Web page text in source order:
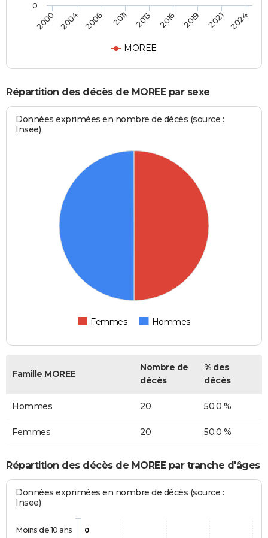
MOREE
2000 2004 2006 2011 2013 2016 2019 2021 2024
0
Répartition des décès de MOREE par sexe
Données exprimées en nombre de décès (source :
Insee)
Femmes Hommes
Famille MOREE
Nombre de
décès
% des
décès
Hommes 20 50,0 %
Femmes 20 50,0 %
Répartition des décès de MOREE par tranche d'âges
Données exprimées en nombre de décès (source :
Insee)
0
Moins de 10 ans